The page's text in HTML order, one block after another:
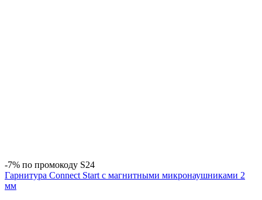
-7% по промокоду S24
Гарнитура Connect Start с магнитными микронаушниками 2
мм